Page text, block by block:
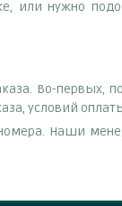
или нужно
Во-первых,
условий
Наши